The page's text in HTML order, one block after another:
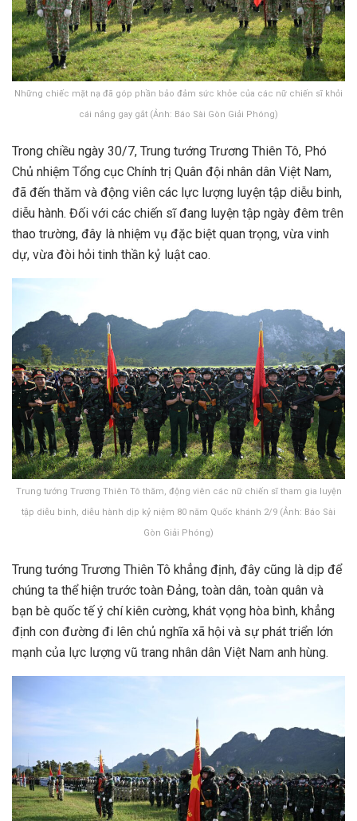
Những chiếc mặt nạ đã góp phần bảo đảm sức khỏe của các nữ chiến sĩ khỏi
cái nắng gay gắt (Ảnh: Báo Sài Gòn Giải Phóng)
Trong chiều ngày 30/7, Trung tướng Trương Thiên Tô, Phó
Chủ nhiệm Tổng cục Chính trị Quân đội nhân dân Việt Nam,
đã đến thăm và động viên các lực lượng luyện tập diễu binh,
diễu hành. Đối với các chiến sĩ đang luyện tập ngày đêm trên
thao trường, đây là nhiệm vụ đặc biệt quan trọng, vừa vinh
dự, vừa đòi hỏi tinh thần kỷ luật cao.
Trung tướng Trương Thiên Tô thăm, động viên các nữ chiến sĩ tham gia luyện
tập diễu binh, diễu hành dịp kỷ niệm 80 năm Quốc khánh 2/9 (Ảnh: Báo Sài
Gòn Giải Phóng)
Trung tướng Trương Thiên Tô khẳng định, đây cũng là dịp để
chúng ta thể hiện trước toàn Đảng, toàn dân, toàn quân và
bạn bè quốc tế ý chí kiên cường, khát vọng hòa bình, khẳng
định con đường đi lên chủ nghĩa xã hội và sự phát triển lớn
mạnh của lực lượng vũ trang nhân dân Việt Nam anh hùng.